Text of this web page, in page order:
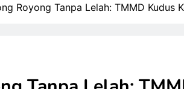
Royong Tanpa Lelah: TMMD Kudus